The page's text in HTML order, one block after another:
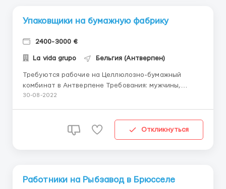
Упаковщики на бумажную фабрику
2400-3000 €
La vida grupo Бельгия (Антверпен)
Требуются рабочие на Целлюлозно-бумажный
комбинат в Антверпене Требования: мужчины,
женщины а также семейные пары 20-55 лет. Знание
требуется, всему необходимому научат. Отсутствие
30-08-2022
Откликнуться
Работники на Рыбзавод в Брюсселе